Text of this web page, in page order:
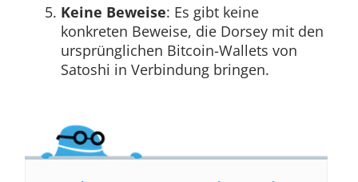
Keine Beweise: Es gibt keine
konkreten Beweise, die Dorsey mit den
ursprünglichen Bitcoin-Wallets von
Satoshi in Verbindung bringen.